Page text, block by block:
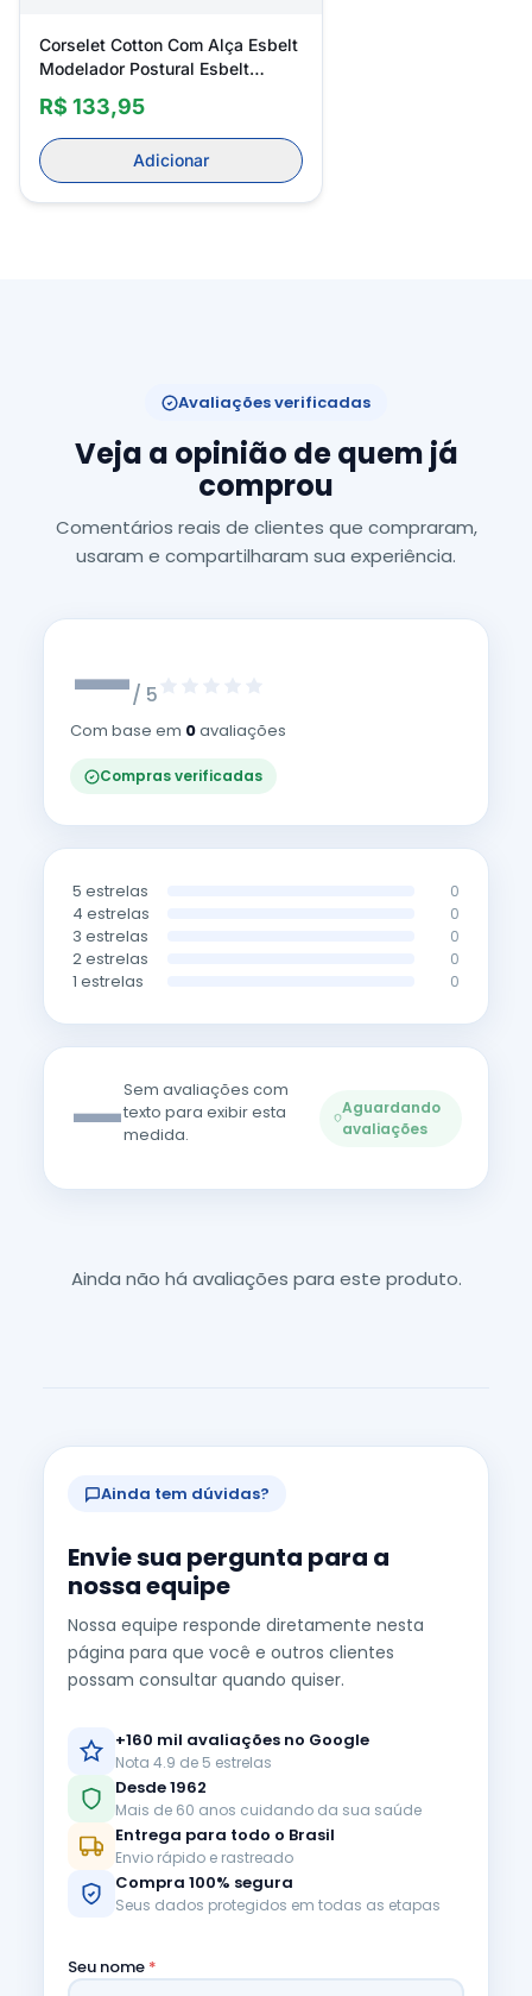
Corselet Cotton Com Alça Esbelt
Modelador Postural Esbelt
Cotton 431
R$ 133,95
Adicionar
Avaliações verificadas
Veja a opinião de quem já
comprou
Comentários reais de clientes que compraram,
usaram e compartilharam sua experiência.
—/ 5
Com base em 0avaliações
Compras verificadas
5 estrelas 0
4 estrelas 0
3 estrelas 0
2 estrelas 0
1 estrelas 0
—Sem avaliações com
texto para exibir esta
medida.
Aguardando
avaliações
Ainda não há avaliações para este produto.
Ainda tem dúvidas?
Envie sua pergunta para a
nossa equipe
Nossa equipe responde diretamente nesta
página para que você e outros clientes
possam consultar quando quiser.
+160 mil avaliações no Google
Nota 4.9 de 5 estrelas
Desde 1962
Mais de 60 anos cuidando da sua saúde
Entrega para todo o Brasil
Envio rápido e rastreado
Compra 100% segura
Seus dados protegidos em todas as etapas
Seu nome *